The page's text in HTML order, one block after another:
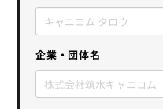
企業・団体名